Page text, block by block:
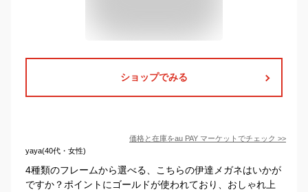
ショップでみる
価格と在庫をau PAY マーケット でチェック >>
yaya(40代・女性)
4種類のフレームから選べる、こちらの伊達メガネはいかが
ですか？ポイントにゴールドが使われており、おしゃれ上